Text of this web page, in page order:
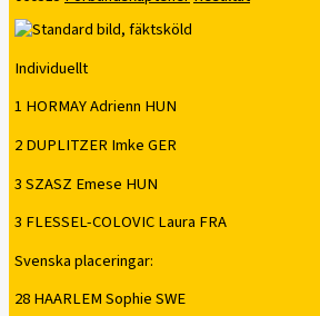
Individuellt
1 HORMAY Adrienn HUN
2 DUPLITZER Imke GER
3 SZASZ Emese HUN
3 FLESSEL-COLOVIC Laura FRA
Svenska placeringar:
28 HAARLEM Sophie SWE